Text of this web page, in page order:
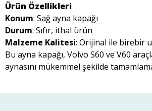
Ürün Özellikleri
Konum: Sağ ayna kapağı
Durum: Sıfır, ithal ürün
Malzeme Kalitesi: Orijinal ile birebir
Bu ayna kapağı, Volvo S60 ve V60
aynasını mükemmel şekilde